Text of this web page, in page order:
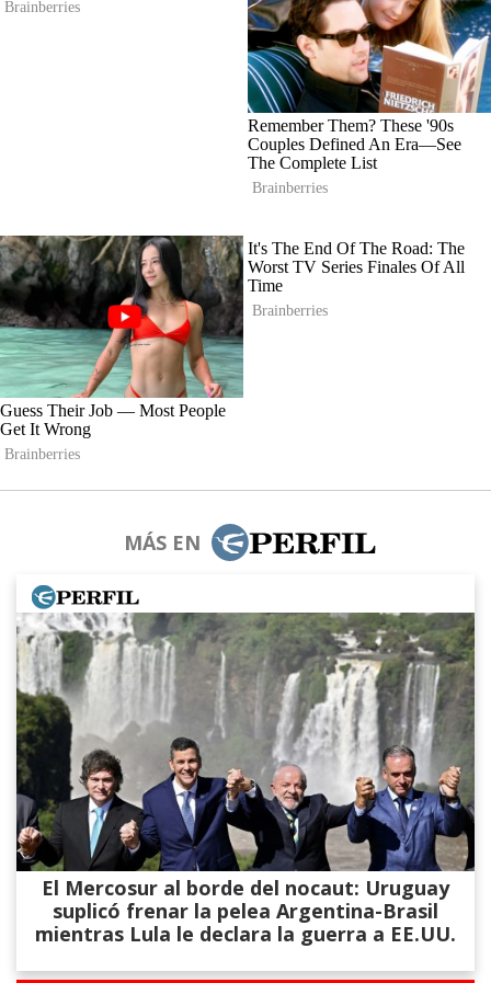
MÁS EN
El Mercosur al borde del nocaut: Uruguay
suplicó frenar la pelea Argentina-Brasil
mientras Lula le declara la guerra a EE.UU.